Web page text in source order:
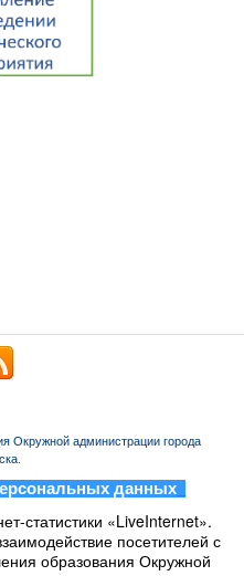
Окружной администрации города
данных
статистики «LiveInternet».
посетителей с
образования Окружной